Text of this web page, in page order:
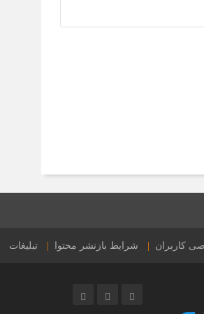
کاربران شرایط بازنشر محتوا تبلیغات